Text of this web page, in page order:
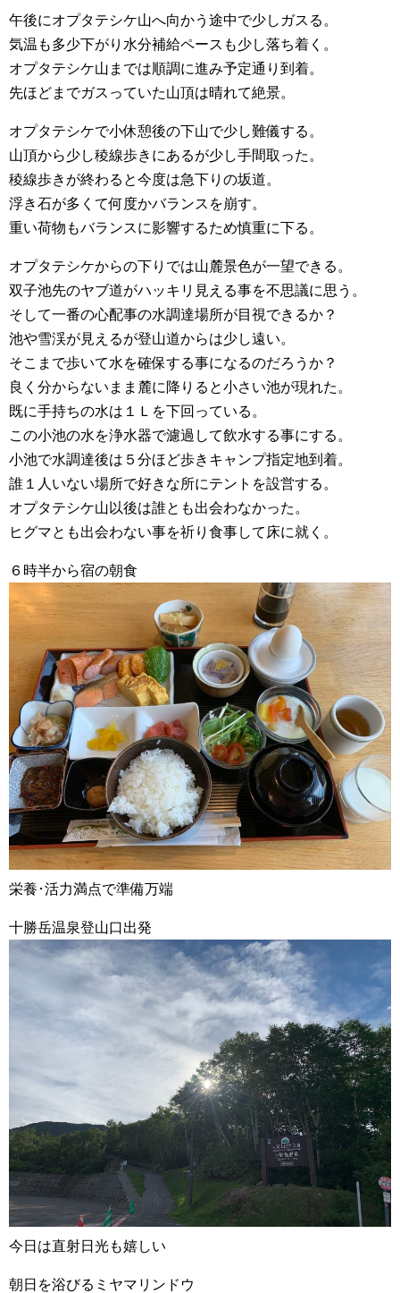
午後にオプタテシケ山へ向かう途中で少しガスる。
気温も多少下がり水分補給ペースも少し落ち着く。
オプタテシケ山までは順調に進み予定通り到着。
先ほどまでガスっていた山頂は晴れて絶景。
オプタテシケで小休憩後の下山で少し難儀する。
山頂から少し稜線歩きにあるが少し手間取った。
稜線歩きが終わると今度は急下りの坂道。
浮き石が多くて何度かバランスを崩す。
重い荷物もバランスに影響するため慎重に下る。
オプタテシケからの下りでは山麓景色が一望できる。
双子池先のヤブ道がハッキリ見える事を不思議に思う。
そして一番の心配事の水調達場所が目視できるか？
池や雪渓が見えるが登山道からは少し遠い。
そこまで歩いて水を確保する事になるのだろうか？
良く分からないまま麓に降りると小さい池が現れた。
既に手持ちの水は１Ｌを下回っている。
この小池の水を浄水器で濾過して飲水する事にする。
小池で水調達後は５分ほど歩きキャンプ指定地到着。
誰１人いない場所で好きな所にテントを設営する。
オプタテシケ山以後は誰とも出会わなかった。
ヒグマとも出会わない事を祈り食事して床に就く。
６時半から宿の朝食
栄養･活力満点で準備万端
十勝岳温泉登山口出発
今日は直射日光も嬉しい
朝日を浴びるミヤマリンドウ